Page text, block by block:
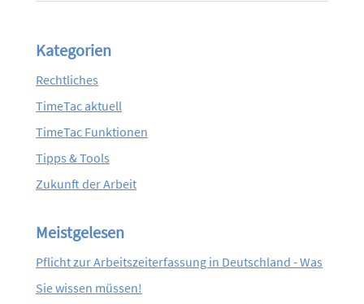
Kategorien
Rechtliches
TimeTac aktuell
TimeTac Funktionen
Tipps & Tools
Zukunft der Arbeit
Meistgelesen
Pflicht zur Arbeitszeiterfassung in Deutschland - Was
Sie wissen müssen!